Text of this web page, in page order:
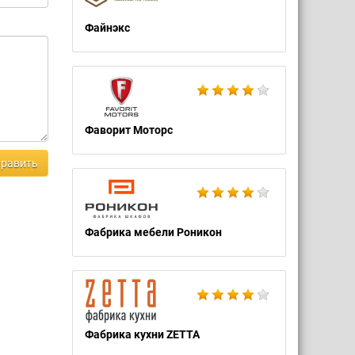
Файнэкс
Фаворит Моторс
Фабрика мебели Роникон
Фабрика кухни ZETTA